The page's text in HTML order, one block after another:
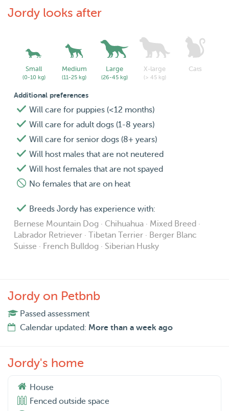
Jordy looks after
Small
(0-10 kg)
Medium
(11-25 kg)
Large
(26-45 kg)
X-large
(> 45 kg)
Cats
Additional preferences
Will care for puppies (<12 months)
Will care for adult dogs (1-8 years)
Will care for senior dogs (8+ years)
Will host males that are not neutered
Will host females that are not spayed
No females that are on heat
Breeds Jordy has experience with:
Bernese Mountain Dog · Chihuahua · Mixed Breed ·
Labrador Retriever · Tibetan Terrier · Berger Blanc
Suisse · French Bulldog · Siberian Husky
Jordy on Petbnb
Passed assessment
Calendar updated: More than a week ago
Jordy's home
House
Fenced outside space